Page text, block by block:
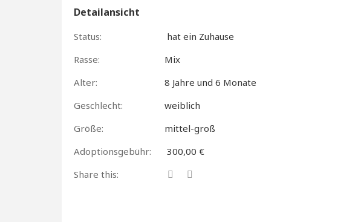
Detailansicht
Status:
hat ein Zuhause
Rasse:
Mix
Alter:
8 Jahre und 6 Monate
Geschlecht:
weiblich
Größe:
mittel-groß
Adoptionsgebühr:
300,00 €
Share this: